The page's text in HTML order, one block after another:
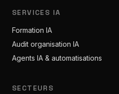
SERVICES IA
Formation IA
Audit organisation IA
Agents IA & automatisations
SECTEURS